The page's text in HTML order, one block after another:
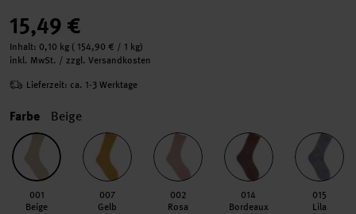
15,49 €
Inhalt: 0,10 kg ( 154,90 € / 1 kg)
inkl. MwSt. / zzgl. Versandkosten
Lieferzeit: ca. 1-3 Werktage
Farbe Beige
001
Beige
007
Gelb
002
Rosa
014
Bordeaux
015
Lila